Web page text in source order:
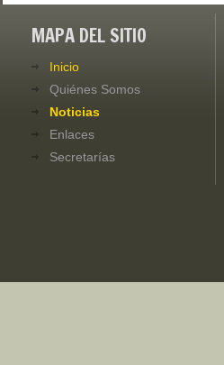
MAPA DEL SITIO
Inicio
Quiénes Somos
Noticias
Enlaces
Secretarías